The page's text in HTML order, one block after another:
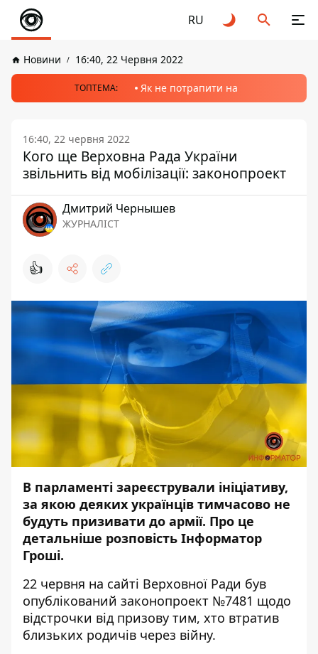
RU
Новини 16:40, 22 Червня 2022
ТОПТЕМА: Як не потрапити на
16:40, 22 червня 2022
Кого ще Верховна Рада України
звільнить від мобілізації: законопроект
Дмитрий Чернышев
ЖУРНАЛІСТ
👍
В парламенті зареєстрували ініціативу,
за якою деяких українців тимчасово не
будуть призивати до армії. Про це
детальніше розповість Інформатор
Гроші.
22 червня на сайті Верховної Ради був
опублікований законопроект №7481 щодо
відстрочки від призову тим, хто втратив
близьких родичів через війну.